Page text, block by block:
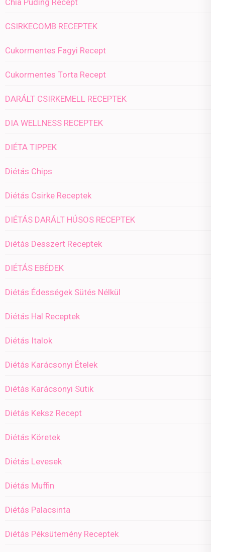
CSIRKECOMB RECEPTEK
Cukormentes Fagyi Recept
Cukormentes Torta Recept
DARÁLT CSIRKEMELL RECEPTEK
DIA WELLNESS RECEPTEK
DIÉTA TIPPEK
Diétás Chips
Diétás Csirke Receptek
DIÉTÁS DARÁLT HÚSOS RECEPTEK
Diétás Desszert Receptek
DIÉTÁS EBÉDEK
Diétás Édességek Sütés Nélkül
Diétás Hal Receptek
Diétás Italok
Diétás Karácsonyi Ételek
Diétás Karácsonyi Sütik
Diétás Keksz Recept
Diétás Köretek
Diétás Levesek
Diétás Muffin
Diétás Palacsinta
Diétás Péksütemény Receptek